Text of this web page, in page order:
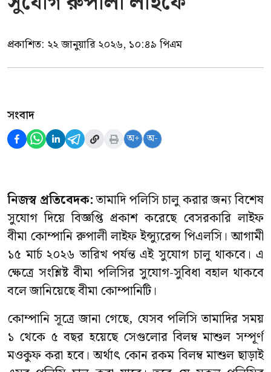
প্রকাশিত: ২২ জানুয়ারি ২০২৬, ১০:৪৯ পিএম
সংবাদ
অ+ অ-
নিজস্ব প্রতিবেদক:তামাদি পলিসি চালু করার জন্য বিশেষ
সুযোগ দিয়ে বিজ্ঞপ্তি প্রকাশ করেছে বেসরকারি লাইফ
বীমা কোম্পানি রুপালী লাইফ ইন্স্যুরেন্স পিএলসি। আগামী
১৫ মার্চ ২০২৬ তারিখ পর্যন্ত এই সুযোগ চালু থাকবে। এ
ক্ষেত্রে সংশ্লিষ্ট বীমা পলিসির সুযোগ-সুবিধা বহাল থাকবে
বলে জানিয়েছে বীমা কোম্পানিটি।
কোম্পানি সূত্রে জানা গেছে, যেসব পলিসি তামাদির সময়
১ থেকে ৫ বছর হয়েছে সেগুলোর বিলম্ব মাশুল সম্পূর্ণ
মওকুফ করা হবে। অর্থাৎ কোন রকম বিলম্ব মাশুল ছাড়াই